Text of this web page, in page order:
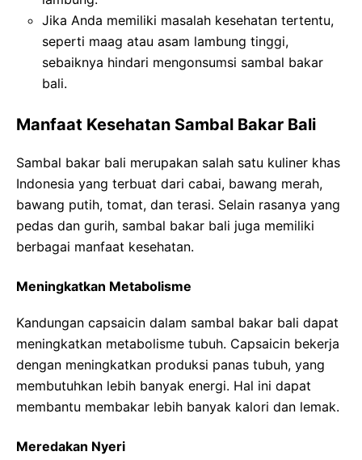
Jika Anda memiliki masalah kesehatan tertentu,
seperti maag atau asam lambung tinggi,
sebaiknya hindari mengonsumsi sambal bakar
bali.
Manfaat Kesehatan Sambal Bakar Bali
Sambal bakar bali merupakan salah satu kuliner khas
Indonesia yang terbuat dari cabai, bawang merah,
bawang putih, tomat, dan terasi. Selain rasanya yang
pedas dan gurih, sambal bakar bali juga memiliki
berbagai manfaat kesehatan.
Meningkatkan Metabolisme
Kandungan capsaicin dalam sambal bakar bali dapat
meningkatkan metabolisme tubuh. Capsaicin bekerja
dengan meningkatkan produksi panas tubuh, yang
membutuhkan lebih banyak energi. Hal ini dapat
membantu membakar lebih banyak kalori dan lemak.
Meredakan Nyeri